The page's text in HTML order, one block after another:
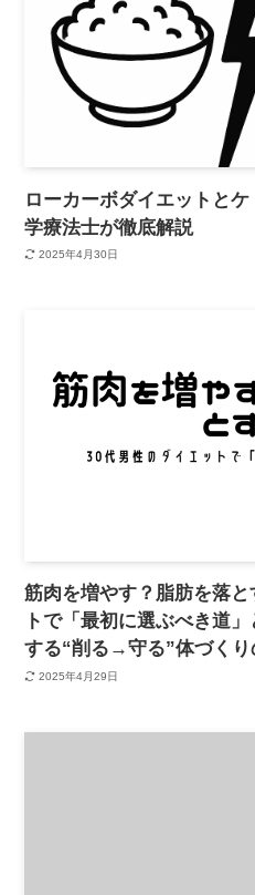
ローカーボダイエットと
学療法士が徹底解説
2025年4月30日
筋肉を増やす？脂肪を落
トで「最初に選ぶべき道
する“削る→守る”体づくり
2025年4月29日